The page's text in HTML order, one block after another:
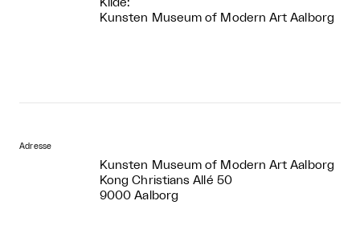
Kilde:
Kunsten Museum of Modern Art Aalborg
Adresse
Kunsten Museum of Modern Art Aalborg
Kong Christians Allé 50
9000 Aalborg